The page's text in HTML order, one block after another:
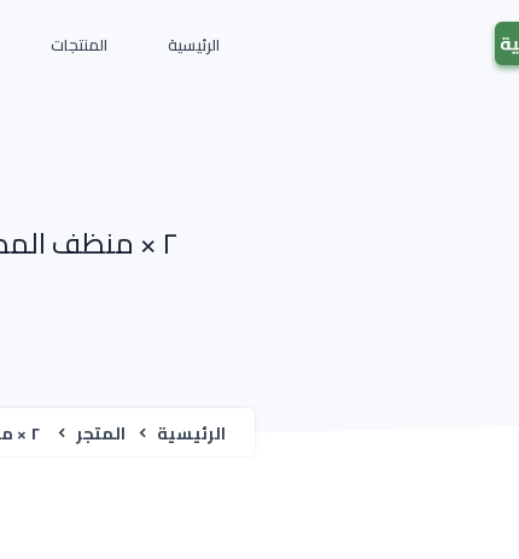
الرئيسية المنتجات
٢ × منظف المطبخ ١ لتر
الرئيسية المتجر ٢ × منظف المطبخ ١ لتر